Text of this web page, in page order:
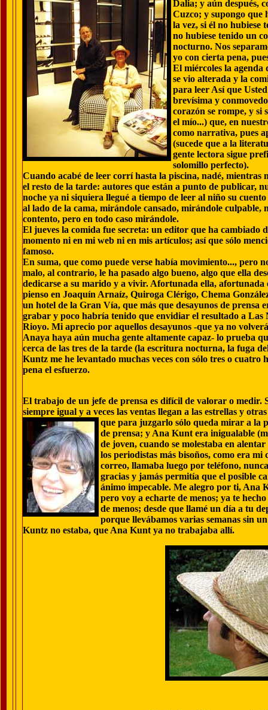
Dalia; y aún después,
Cuzco; y supongo que
la vez, si él no hubiese
no hubiese tenido un
nocturno. Nos
yo con cierta pena,
El miércoles la
se vio alterada y la
para leer Así que
brevísima y
corazón se rompe, y si
el mío...) que, en
como narrativa, pues
(sucede que a la
gente lectora sigue
solomillo perfecto).
Cuando acabé de leer corrí hasta la piscina, nadé, mientras
el resto de la tarde: autores que están a punto de publicar,
noche ya ni siquiera llegué a tiempo de leer al niño su
al lado de la cama, mirándole cansado, mirándole
contento, pero en todo caso mirándole.
El jueves la comida fue secreta: un editor que ha cambiado
momento ni en mi web ni en mis artículos; así que sólo
famoso.
En suma, que como puede verse había movimiento..., pero
malo, al contrario, le ha pasado algo bueno, algo que ella
dedicarse a su marido y a vivir. Afortunada ella, afortunada
pienso en Joaquín Arnaíz, Quiroga Clérigo, Chema
un hotel de la Gran Vía, que más que desayunos de
grabar y poco habría tenido que envidiar el resultado a
Rioyo. Mi aprecio por aquellos desayunos -que ya no
Anaya haya aún mucha gente altamente capaz- lo prueba
cerca de las tres de la tarde (la escritura nocturna, la fuga
Kuntz me he levantado muchas veces con sólo tres o cuatro
pena el esfuerzo.
El trabajo de un jefe de prensa es difícil de valorar o medir.
siempre igual y a veces las ventas llegan a las estrellas y
que para juzgarlo sólo queda mirar a la
de prensa; y Ana Kunt era inigualable
de joven, cuando se molestaba en
los periodistas más bisoños, como era mi
correo, llamaba luego por teléfono,
gracias y jamás permitía que el posible
ánimo impecable. Me alegro por ti, Ana
pero voy a echarte de menos; ya te hecho
de menos; desde que llamé un día a tu
porque llevábamos varias semanas sin
Kuntz no estaba, que Ana Kunt ya no trabajaba allí.